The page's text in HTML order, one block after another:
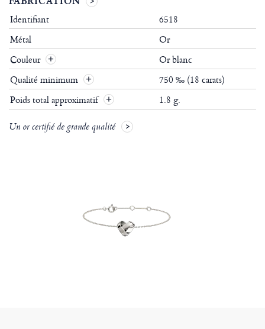
Identifiant
6518
Métal
Or
Couleur
Or blanc
Qualité minimum
750 ‰ (18 carats)
Poids total approximatif
1.8 g.
Un or certifié de grande qualité